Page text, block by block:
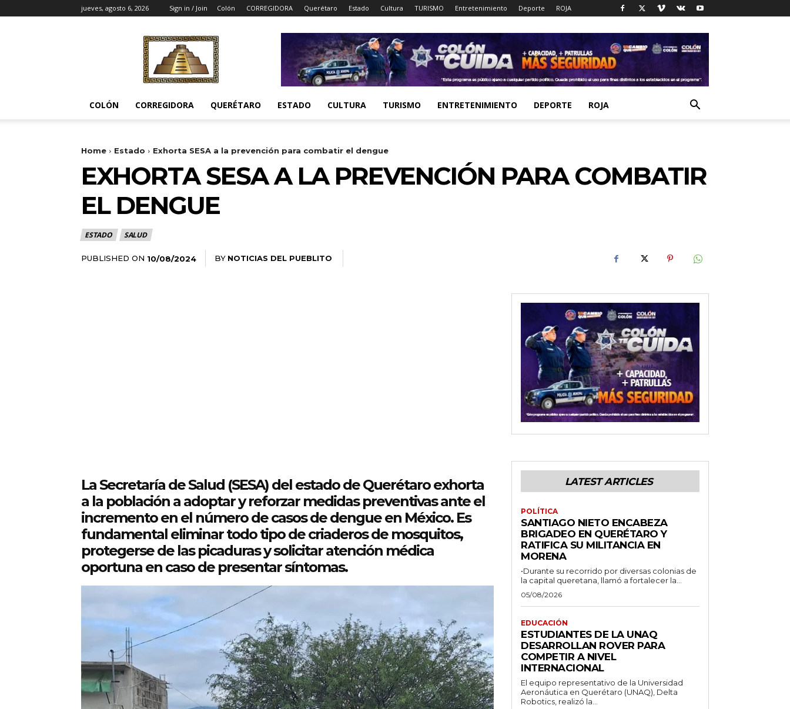
jueves, agosto 6, 2026 Sign in / Join Colón CORREGIDORA Querétaro Estado Cultura TURISMO Entretenimiento Deporte ROJA
Noticias
del
Pueblito
COLÓN CORREGIDORA QUERÉTARO ESTADO CULTURA TURISMO ENTRETENIMIENTO DEPORTE ROJA
Home Estado Exhorta SESA a la prevención para combatir el dengue
EXHORTA SESA A LA PREVENCIÓN PARA COMBATIR
EL DENGUE
ESTADO SALUD
PUBLISHED ON 10/08/2024 BY NOTICIAS DEL PUEBLITO
La Secretaría de Salud (SESA) del estado de Querétaro exhorta
a la población a adoptar y reforzar medidas preventivas ante el
incremento en el número de casos de dengue en México. Es
fundamental eliminar todo tipo de criaderos de mosquitos,
protegerse de las picaduras y solicitar atención médica
oportuna en caso de presentar síntomas.
LATEST ARTICLES
POLÍTICA
SANTIAGO NIETO ENCABEZA
BRIGADEO EN QUERÉTARO Y
RATIFICA SU MILITANCIA EN
MORENA
•Durante su recorrido por diversas colonias de
la capital queretana, llamó a fortalecer la...
05/08/2026
EDUCACIÓN
ESTUDIANTES DE LA UNAQ
DESARROLLAN ROVER PARA
COMPETIR A NIVEL
INTERNACIONAL
El equipo representativo de la Universidad
Aeronáutica en Querétaro (UNAQ), Delta
Robotics, realizó la...